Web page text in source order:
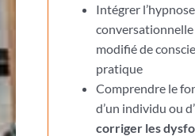
Intégrer l’hypnose
modifié de
pratique
Comprendre le
d’un individu ou
corriger les